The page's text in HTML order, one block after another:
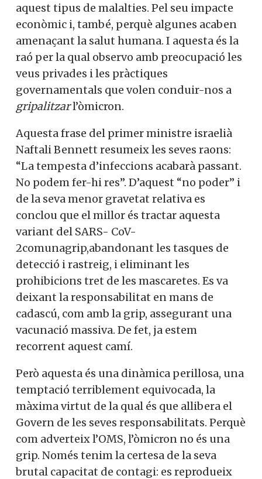
aquest tipus de malalties. Pel seu impacte
econòmic i, també, perquè algunes acaben
amenaçant la salut humana. I aquesta és la
raó per la qual observo amb preocupació les
veus privades i les pràctiques
governamentals que volen conduir-nos a
gripalitzarl’òmicron.
Aquesta frase del primer ministre israelià
Naftali Bennett resumeix les seves raons:
“La tempesta d’infeccions acabarà passant.
No podem fer-hi res”. D’aquest “no poder” i
de la seva menor gravetat relativa es
conclou que el millor és tractar aquesta
variant del SARS- CoV-
2comunagrip,abandonant les tasques de
detecció i rastreig, i eliminant les
prohibicions tret de les mascaretes. Es va
deixant la responsabilitat en mans de
cadascú, com amb la grip, assegurant una
vacunació massiva. De fet, ja estem
recorrent aquest camí.
Però aquesta és una dinàmica perillosa, una
temptació terriblement equivocada, la
màxima virtut de la qual és que allibera el
Govern de les seves responsabilitats. Perquè
com adverteix l’OMS, l’òmicron no és una
grip. Només tenim la certesa de la seva
brutal capacitat de contagi: es reprodueix